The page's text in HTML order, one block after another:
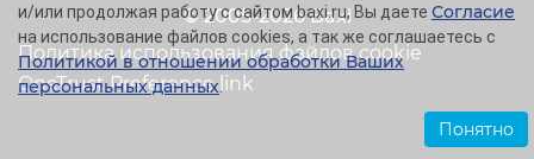
© 2005-2026 Baxi
Политика использования файлов cookie
OneTrust Preference link
и/или продолжая работу с сайтом baxi.ru, Вы даете Согласие
на использование файлов cookies, а так же соглашаетесь с
Политикой в отношении обработки Ваших
персональных данных.
Понятно